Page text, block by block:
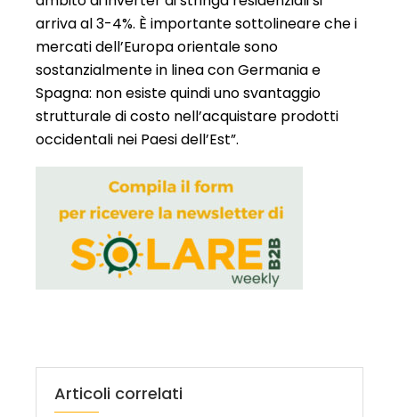
arriva al 3-4%. È importante sottolineare che i
mercati dell’Europa orientale sono
sostanzialmente in linea con Germania e
Spagna: non esiste quindi uno svantaggio
strutturale di costo nell’acquistare prodotti
occidentali nei Paesi dell’Est”.
Articoli correlati